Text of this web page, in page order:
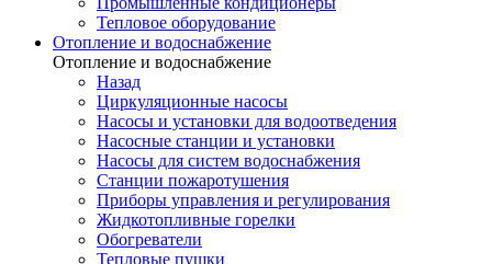
Тепловое оборудование
Отопление и водоснабжение
Отопление и водоснабжение
Назад
Циркуляционные насосы
Насосы и установки для водоотведения
Насосные станции и установки
Насосы для систем водоснабжения
Станции пожаротушения
Приборы управления и регулирования
Жидкотопливные горелки
Обогреватели
Тепловые пушки